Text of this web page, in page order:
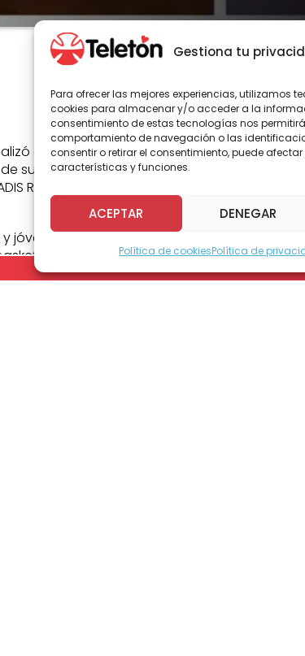
Gestiona tu
Para ofrecer las mejores experiencias, utilizamos
cookies para almacenar y/o acceder a la
consentimiento de estas tecnologías nos
comportamiento de navegación o las
consentir o retirar el consentimiento, puede
características y funciones.
ACEPTAR DENEGAR
Política de cookiesPolítica de
el pasado viernes y fue organizado por
sus carreras de kinesiología, el Instituto
Región del Bíobío y la Corporación de
jóvenes, a través de la práctica del deporte
goalball, bochas y tenis de mesa.
intervenciones educativas y de